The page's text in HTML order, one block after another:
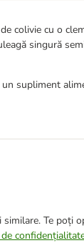
colivie cu o
singură
supliment
Te